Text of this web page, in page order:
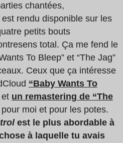
chantées,
rendu disponible sur les
petits bouts
total. Ça me fend le
To Bleep” et “The Jag”
Ceux que ça intéresse
“Baby Wants To
et un remastering de “The
moi et pour les potes.
est le plus abordable à
à laquelle tu avais